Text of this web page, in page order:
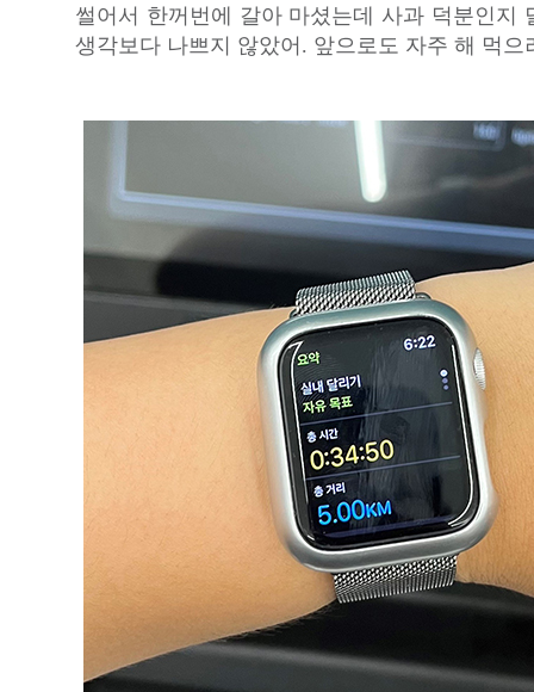
썰어서 한꺼번에 갈아 마셨는데 사과 덕분인지
생각보다 나쁘지 않았어. 앞으로도 자주 해 먹으